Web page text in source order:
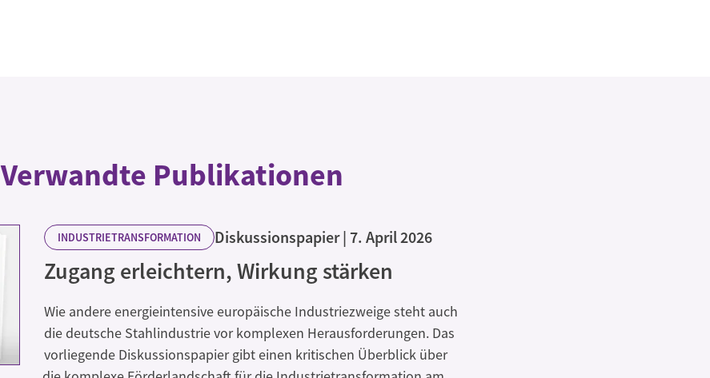
Verwandte Publikationen
INDUSTRIETRANSFORMATION Diskussionspapier 7. April 2026
Zugang erleichtern, Wirkung stärken
Wie andere energieintensive europäische Industriezweige steht auch
die deutsche Stahlindustrie vor komplexen Herausforderungen. Das
vorliegende Diskussionspapier gibt einen kritischen Überblick über